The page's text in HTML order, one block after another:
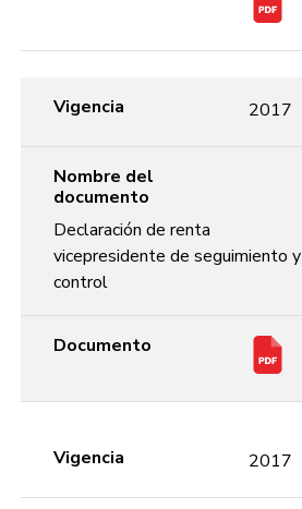
Vigencia 2017
Nombre del
documento
Declaración de renta
vicepresidente de seguimiento y
control
Documento
Vigencia 2017